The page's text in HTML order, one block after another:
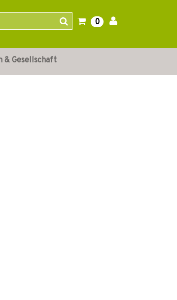
0
& Gesellschaft